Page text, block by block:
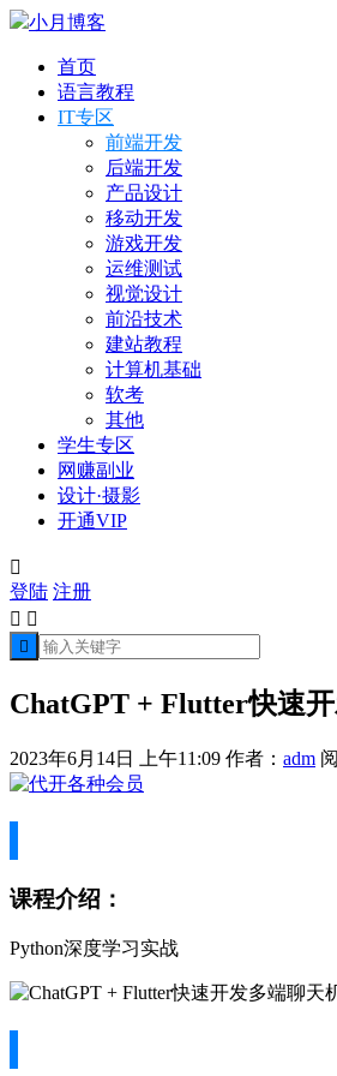
小月博客
首页
语言教程
IT专区
前端开发
后端开发
产品设计
移动开发
游戏开发
运维测试
视觉设计
前沿技术
建站教程
计算机基础
软考
其他
学生专区
网赚副业
设计·摄影
开通VIP

登陆 注册
 

ChatGPT + Flutter快速
2023年6月14日 上午11:09 作者： adm
课程介绍：
Python深度学习实战